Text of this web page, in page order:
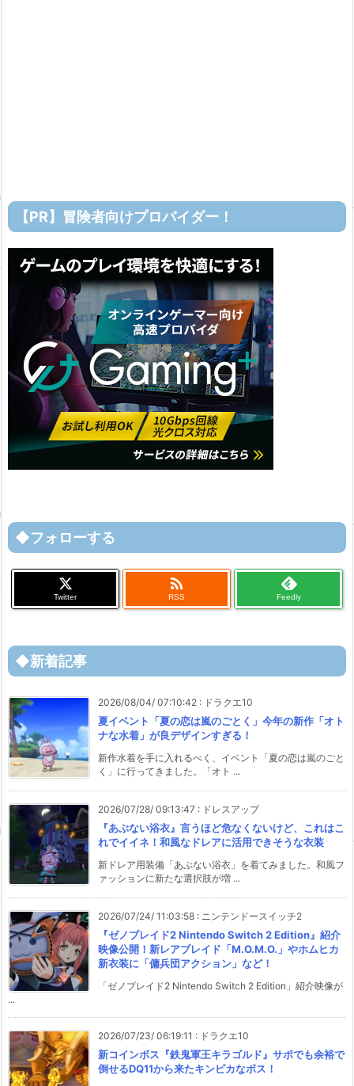
【PR】冒険者向けプロバイダー！
◆フォローする
Twitter

RSS Feedly
◆新着記事
2026/08/04/ 07:10:42 : ドラクエ10
夏イベント「夏の恋は嵐のごとく」今年の新作「オト
ナな水着」が良デザインすぎる！
新作水着を手に入れるべく、イベント「夏の恋は嵐のごと
く」に行ってきました。「オト ...
2026/07/28/ 09:13:47 : ドレスアップ
『あぶない浴衣』言うほど危なくないけど、これはこ
れでイイネ！和風なドレアに活用できそうな衣装
新ドレア用装備「あぶない浴衣」を着てみました。和風フ
ァッションに新たな選択肢が増 ...
2026/07/24/ 11:03:58 : ニンテンドースイッチ2
『ゼノブレイド2 Nintendo Switch 2 Edition』紹介
映像公開！新レアブレイド「M.O.M.O.」やホムヒカ
新衣装に「傭兵団アクション」など！
「ゼノブレイド2 Nintendo Switch 2 Edition」紹介映像が
...
2026/07/23/ 06:19:11 : ドラクエ10
新コインボス『鉄鬼軍王キラゴルド』サポでも余裕で
倒せるDQ11から来たキンピカなボス！